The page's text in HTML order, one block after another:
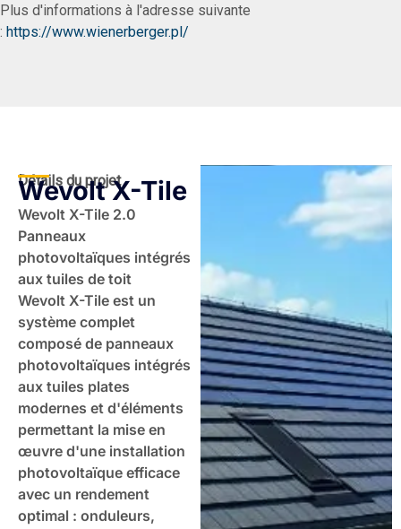
Plus d'informations à l'adresse suivante
: https://www.wienerberger.pl/
Détails du projet
Wevolt X-Tile
Wevolt X-Tile 2.0
Panneaux
photovoltaïques intégrés
aux tuiles de toit
Wevolt X-Tile est un
système complet
composé de panneaux
photovoltaïques intégrés
aux tuiles plates
modernes et d'éléments
permettant la mise en
œuvre d'une installation
photovoltaïque efficace
avec un rendement
optimal : onduleurs,